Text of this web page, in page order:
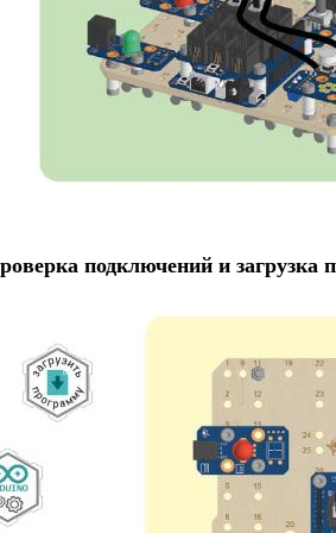
подключений и загрузка